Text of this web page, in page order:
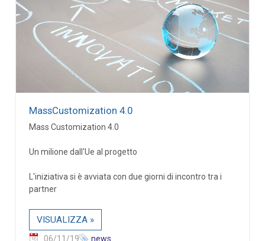
MassCustomization 4.0
Mass Customization 4.0
Un milione dall'Ue al progetto
L'iniziativa si è avviata con due giorni di incontro tra i
partner
VISUALIZZA »
06/11/19 news